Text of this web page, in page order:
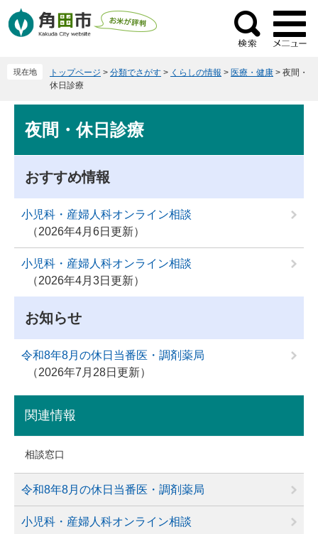
ー
ニ
検
索
現在地 トップページ > 分類でさがす > くらしの情報 > 医療・健康 > 夜間・
休日診療
文夜間・休日診療
おすすめ情報
小児科・産婦人科オンライン相談
2026年4月6日更新
小児科・産婦人科オンライン相談
2026年4月3日更新
お知らせ
令和8年8月の休日当番医・調剤薬局
2026年7月28日更新
関連情報
相談窓口
令和8年8月の休日当番医・調剤薬局
小児科・産婦人科オンライン相談